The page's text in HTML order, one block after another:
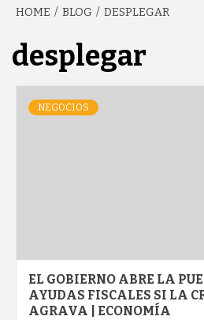
HOME BLOG DESPLEGAR
desplegar
NEGOCIOS
EL GOBIERNO ABRE LA
AYUDAS FISCALES SI LA
AGRAVA | ECONOMÍA